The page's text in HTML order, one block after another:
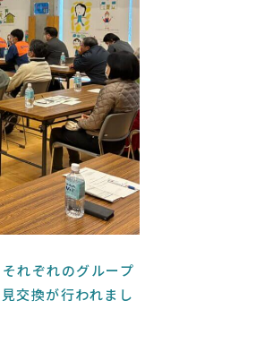
れぞれのグループ
交換が行われまし